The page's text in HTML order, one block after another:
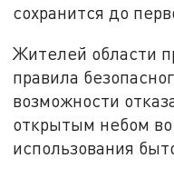
сохранится до
Жителей области
правила
возможности
открытым небом
использования